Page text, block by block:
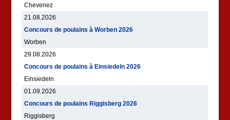
Chevenez
21.08.2026
Concours de poulains à Worben 2026
Worben
29.08.2026
Concours de poulains à Einsiedeln 2026
Einsiedeln
01.09.2026
Concours de poulains Riggisberg 2026
Riggisberg